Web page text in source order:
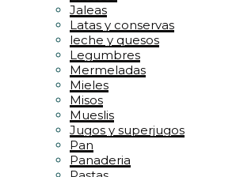
Jaleas
Latas y conservas
leche y quesos
Legumbres
Mermeladas
Mieles
Misos
Mueslis
Jugos y superjugos
Pan
Panaderia